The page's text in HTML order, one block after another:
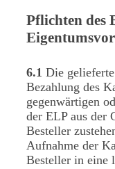
Pflichten des
6.1 Die
Bezahlung des
gegenwärtigen
der ELP aus der
Besteller
Aufnahme der
Besteller in eine